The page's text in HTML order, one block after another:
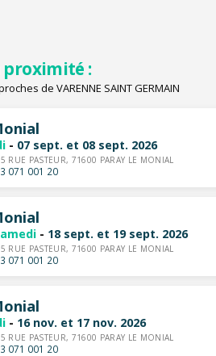
proximité :
de VARENNE SAINT GERMAIN
- 07 sept. et 08 sept. 2026
RUE PASTEUR, 71600 PARAY LE MONIAL
071 001 20
- 18 sept. et 19 sept. 2026
RUE PASTEUR, 71600 PARAY LE MONIAL
071 001 20
- 16 nov. et 17 nov. 2026
RUE PASTEUR, 71600 PARAY LE MONIAL
071 001 20